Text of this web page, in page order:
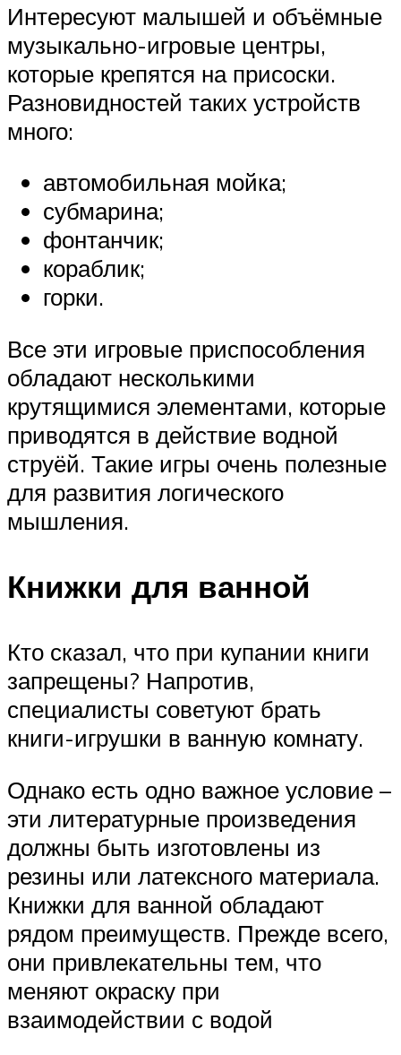
Интересуют малышей и объёмные
музыкально-игровые центры,
которые крепятся на присоски.
Разновидностей таких устройств
много:
автомобильная мойка;
субмарина;
фонтанчик;
кораблик;
горки.
Все эти игровые приспособления
обладают несколькими
крутящимися элементами, которые
приводятся в действие водной
струёй. Такие игры очень полезные
для развития логического
мышления.
Книжки для ванной
Кто сказал, что при купании книги
запрещены? Напротив,
специалисты советуют брать
книги-игрушки в ванную комнату.
Однако есть одно важное условие –
эти литературные произведения
должны быть изготовлены из
резины или латексного материала.
Книжки для ванной обладают
рядом преимуществ. Прежде всего,
они привлекательны тем, что
меняют окраску при
взаимодействии с водой